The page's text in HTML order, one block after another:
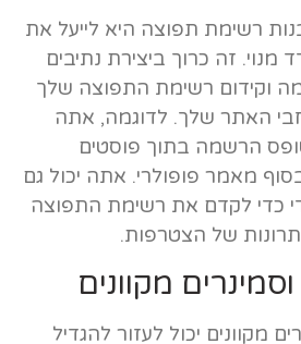
רשימת תפוצה היא לייעל את
זה כרוך ביצירת נתיבים
וקידום רשימת התפוצה שלך
האתר שלך. לדוגמה, אתה
הרשמה בתוך פוסטים
בסוף מאמר פופולרי. אתה יכול גם
כדי לקדם את רשימת התפוצה
של הצטרפות.
מקוונים
מקוונים יכול לעזור להגדיל